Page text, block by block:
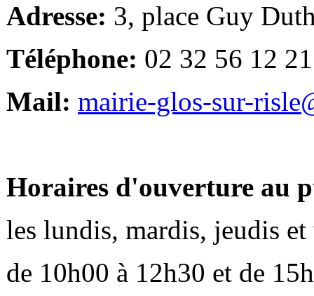
Adresse: 3, place Guy
Téléphone: 02 32 56 12 21
Mail: mairie-glos-sur-
Horaires d'ouverture au
les lundis, mardis, jeudis et
de 10h00 à 12h30 et de